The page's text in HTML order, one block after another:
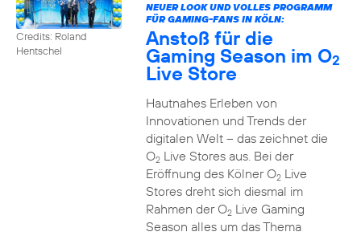
Credits: Roland
Hentschel
NEUER LOOK UND VOLLES PROGRAMM
FÜR GAMING-FANS IN KÖLN:
Anstoß für die
Gaming Season im O2
Live Store
Hautnahes Erleben von
Innovationen und Trends der
digitalen Welt – das zeichnet die
O2Live Stores aus. Bei der
Eröffnung des Kölner O2Live
Stores dreht sich diesmal im
Rahmen der O2Live Gaming
Season alles um das Thema